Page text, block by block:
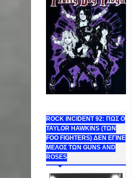
ROCK INCIDENT 92: ΠΩΣ Ο
TAYLOR HAWKINS (ΤΩΝ
FOO FIGHTERS) ΔΕΝ ΕΓΙΝΕ
ΜΕΛΟΣ ΤΩΝ GUNS AND
ROSES